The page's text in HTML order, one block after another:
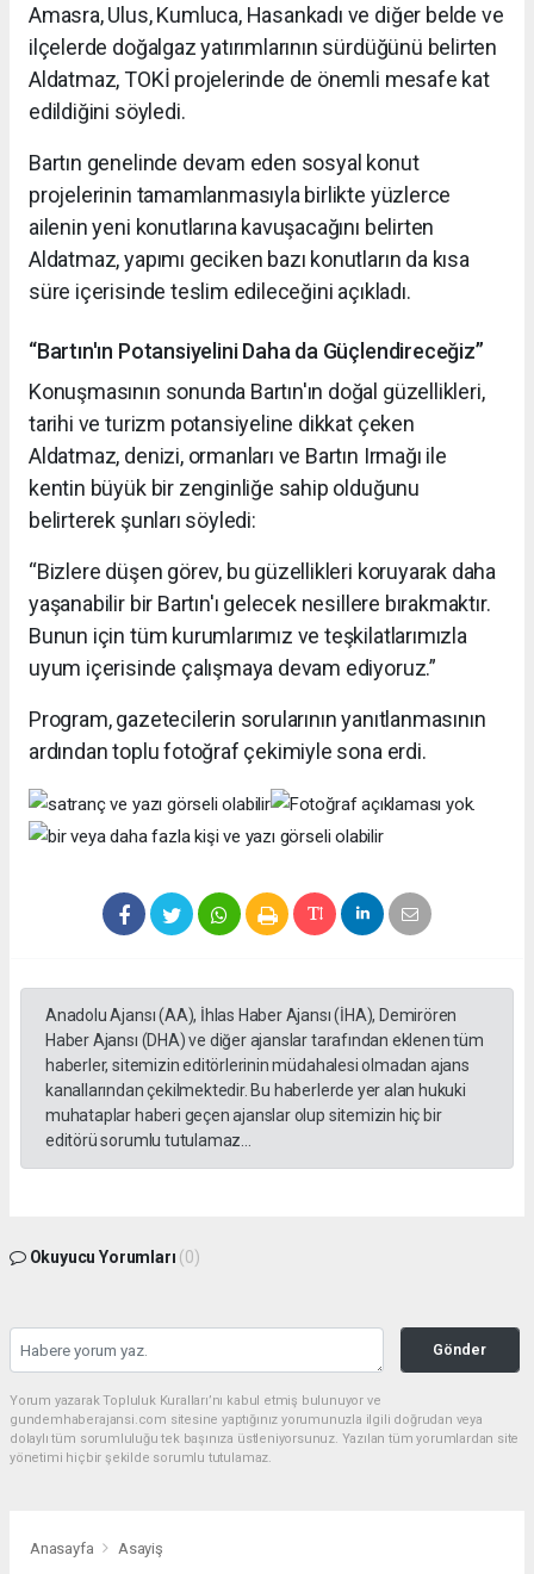
Amasra, Ulus, Kumluca, Hasankadı ve diğer belde ve
ilçelerde doğalgaz yatırımlarının sürdüğünü belirten
Aldatmaz, TOKİ projelerinde de önemli mesafe kat
edildiğini söyledi.
Bartın genelinde devam eden sosyal konut
projelerinin tamamlanmasıyla birlikte yüzlerce
ailenin yeni konutlarına kavuşacağını belirten
Aldatmaz, yapımı geciken bazı konutların da kısa
süre içerisinde teslim edileceğini açıkladı.
“Bartın'ın Potansiyelini Daha da Güçlendireceğiz”
Konuşmasının sonunda Bartın'ın doğal güzellikleri,
tarihi ve turizm potansiyeline dikkat çeken
Aldatmaz, denizi, ormanları ve Bartın Irmağı ile
kentin büyük bir zenginliğe sahip olduğunu
belirterek şunları söyledi:
“Bizlere düşen görev, bu güzellikleri koruyarak daha
yaşanabilir bir Bartın'ı gelecek nesillere bırakmaktır.
Bunun için tüm kurumlarımız ve teşkilatlarımızla
uyum içerisinde çalışmaya devam ediyoruz.”
Program, gazetecilerin sorularının yanıtlanmasının
ardından toplu fotoğraf çekimiyle sona erdi.
Anadolu Ajansı (AA), İhlas Haber Ajansı (İHA), Demirören
Haber Ajansı (DHA) ve diğer ajanslar tarafından eklenen tüm
haberler, sitemizin editörlerinin müdahalesi olmadan ajans
kanallarından çekilmektedir. Bu haberlerde yer alan hukuki
muhataplar haberi geçen ajanslar olup sitemizin hiç bir
editörü sorumlu tutulamaz...
Okuyucu Yorumları (0)
Gönder
Yorum yazarak Topluluk Kuralları’nı kabul etmiş bulunuyor ve
gundemhaberajansi.com sitesine yaptığınız yorumunuzla ilgili doğrudan veya
dolaylı tüm sorumluluğu tek başınıza üstleniyorsunuz. Yazılan tüm yorumlardan site
yönetimi hiçbir şekilde sorumlu tutulamaz.
Anasayfa Asayiş